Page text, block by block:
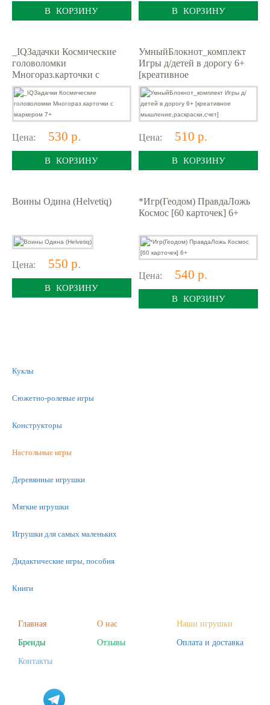
В КОРЗИНУ В КОРЗИНУ
_IQЗадачки Космические
головоломки
Многораз.карточки с
маркером 7+
Цена: 530 р.
В КОРЗИНУ
УмныйБлокнот_комплект
Игры д/детей в дорогу 6+
[креативное
мышление,раскраски,счет]
Цена: 510 р.
В КОРЗИНУ
Воины Одина (Helvetiq)
Цена: 550 р.
В КОРЗИНУ
*Игр(Геодом) ПравдаЛожь
Космос [60 карточек] 6+
Цена: 540 р.
В КОРЗИНУ
Куклы
Сюжетно-ролевые игры
Конструкторы
Настольные игры
Деревянные игрушки
Мягкие игрушки
Игрушки для самых маленьких
Дидактические игры, пособия
Книги
Фигурки
Наборы для творчества
Главная О нас Наши игрушки
Бренды Отзывы Оплата и доставка
Контакты